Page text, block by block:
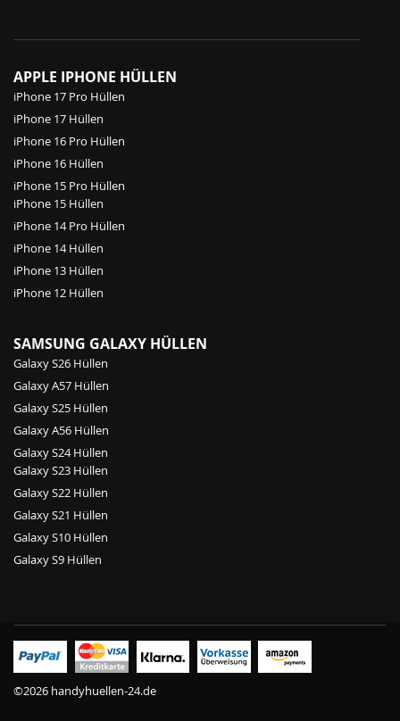
APPLE IPHONE HÜLLEN
iPhone 17 Pro Hüllen
iPhone 17 Hüllen
iPhone 16 Pro Hüllen
iPhone 16 Hüllen
iPhone 15 Pro Hüllen
iPhone 15 Hüllen
iPhone 14 Pro Hüllen
iPhone 14 Hüllen
iPhone 13 Hüllen
iPhone 12 Hüllen
SAMSUNG GALAXY HÜLLEN
Galaxy S26 Hüllen
Galaxy A57 Hüllen
Galaxy S25 Hüllen
Galaxy A56 Hüllen
Galaxy S24 Hüllen
Galaxy S23 Hüllen
Galaxy S22 Hüllen
Galaxy S21 Hüllen
Galaxy S10 Hüllen
Galaxy S9 Hüllen
©2026 handyhuellen-24.de